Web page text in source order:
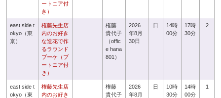
ートニア付
き）
east side t
okyo（東
京）
権藤先生店
内のお好き
な造花で作
るラウンド
ブーケ（ブ
ートニア付
き）
権藤
貴代子
（offic
e hana
801）
2026
年8月
30日
日
14時
00分
17時
30分
2
east side t
okyo（東
権藤先生店
内のお好き
権藤
貴代子
2026
年8月
日
10時
30分
14時
00分
1